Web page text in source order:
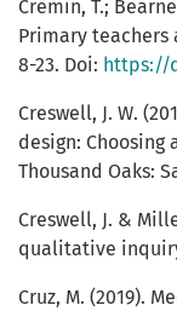
Cremin, T.;
Primary teachers
8-23. Doi: https://
Creswell, J. W.
design: Choosing
Thousand Oaks:
Creswell, J. &
qualitative
Cruz, M. (2019).